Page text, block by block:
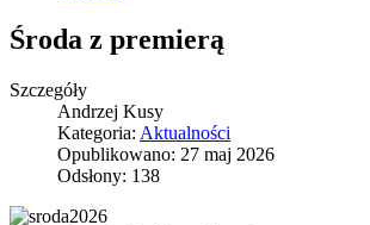
Środa z premierą
Szczegóły
Andrzej Kusy
Kategoria: Aktualności
Opublikowano: 27 maj 2026
Odsłony: 138